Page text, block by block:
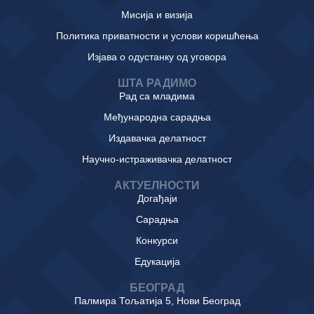
Мисија и визија
Политика приватности и услови коришћења
Изјава о одустанку од уговора
ШТА РАДИМО
Рад са младима
Међународна сарадња
Издавачка делатност
Научно-истраживачка делатност
АКТУЕЛНОСТИ
Догађаји
Сарадња
Конкурси
Едукација
БЕОГРАД
Палмира Тољатија 5, Нови Београд